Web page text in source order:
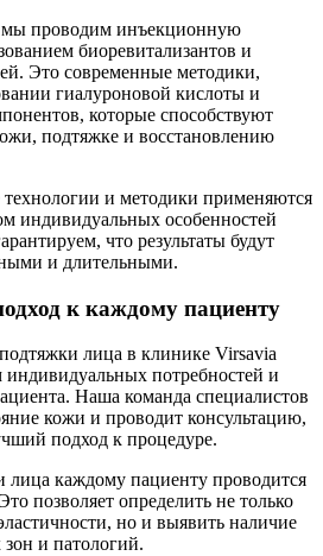
проводим инъекционную
биоревитализантов и
Это современные методики,
гиалуроновой кислоты и
которые способствуют
подтяжке и восстановлению
и методики применяются
индивидуальных особенностей
что результаты будут
и длительными.
к каждому пациенту
лица в клинике Virsavia
индивидуальных потребностей и
Наша команда специалистов
кожи и проводит консультацию,
подход к процедуре.
лица каждому пациенту проводится
позволяет определить не только
но и выявить наличие
и патологий.